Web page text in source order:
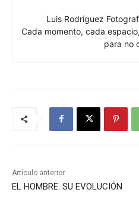
Luis Rodríguez
Cada momento, cada
para no
Artículo anterior
EL HOMBRE: SU EVOLUCIÓN